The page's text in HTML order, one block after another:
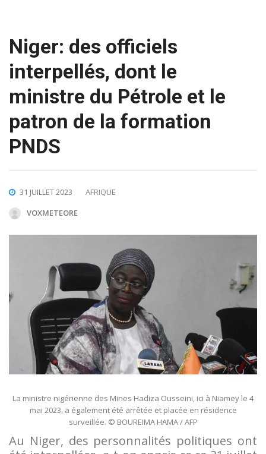
Niger: des officiels
interpellés, dont le
ministre du Pétrole et le
patron de la formation
PNDS
31 JUILLET 2023
AFRIQUE
VOXMETEORE
La ministre nigérienne des Mines Hadiza Ousseini, ici à Niamey le 4
mai 2023, a également été arrêtée et placée en résidence
surveillée. © BOUREIMA HAMA / AFP
Au Niger, des personnalités politiques ont